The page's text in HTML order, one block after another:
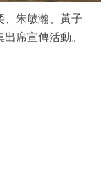
、朱敏瀚、黃子
席宣傳活動。